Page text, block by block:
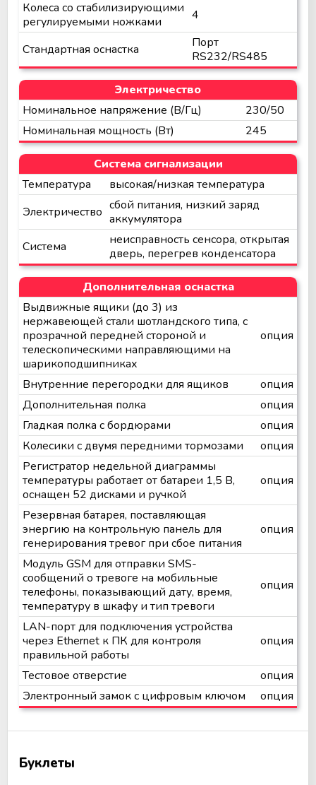
Колеса со стабилизирующими
регулируемыми ножками
4
Стандартная оснастка
Порт
RS232/RS485
Электричество
Номинальное напряжение (В/Гц)
230/50
Номинальная мощность (Вт)
245
Система сигнализации
Температура
высокая/низкая температура
Электричество сбой питания, низкий заряд
аккумулятора
Система
неисправность сенсора, открытая
дверь, перегрев конденсатора
Дополнительная оснастка
Выдвижные ящики (до 3) из
нержавеющей стали шотландского типа, с
прозрачной передней стороной и
телескопическими направляющими на
шарикоподшипниках
опция
Внутренние перегородки для ящиков
опция
Дополнительная полка
опция
Гладкая полка с бордюрами
опция
Колесики с двумя передними тормозами
опция
Регистратор недельной диаграммы
температуры работает от батареи 1,5 В,
оснащен 52 дисками и ручкой
опция
Резервная батарея, поставляющая
энергию на контрольную панель для
генерирования тревог при сбое питания
опция
Модуль GSM для отправки SMS-
сообщений о тревоге на мобильные
телефоны, показывающий дату, время,
температуру в шкафу и тип тревоги
опция
LAN-порт для подключения устройства
через Ethernet к ПК для контроля
правильной работы
опция
Тестовое отверстие
опция
Электронный замок с цифровым ключом
опция
Буклеты